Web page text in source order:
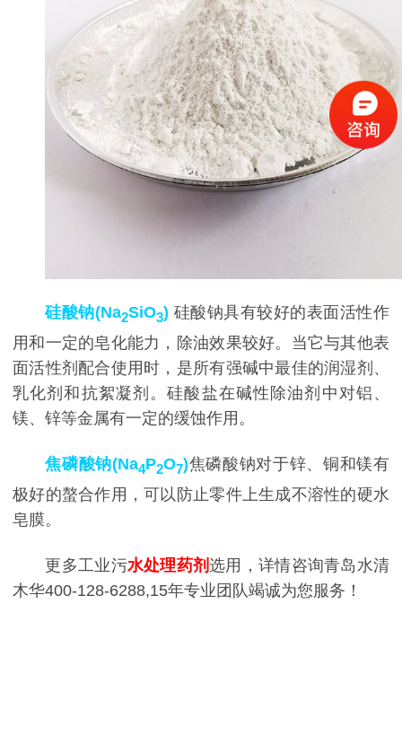
硅酸钠(Na2SiO3) 硅酸钠具有较好的表面活性作
用和一定的皂化能力，除油效果较好。当它与其他表
面活性剂配合使用时，是所有强碱中最佳的润湿剂、
乳化剂和抗絮凝剂。硅酸盐在碱性除油剂中对铝、
镁、锌等金属有一定的缓蚀作用。
焦磷酸钠(Na4P2O7)焦磷酸钠对于锌、铜和镁有
极好的螯合作用，可以防止零件上生成不溶性的硬水
皂膜。
更多工业污水处理药剂选用，详情咨询青岛水清
木华400-128-6288,15年专业团队竭诚为您服务！